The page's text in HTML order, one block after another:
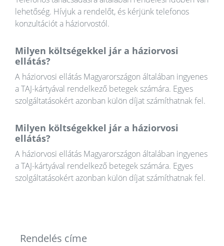
lehetőség. Hívjuk a rendelőt, és kérjünk telefonos
konzultációt a háziorvostól.
Milyen költségekkel jár a háziorvosi
ellátás?
A háziorvosi ellátás Magyarországon általában ingyenes
a TAJ-kártyával rendelkező betegek számára. Egyes
szolgáltatásokért azonban külön díjat számíthatnak fel.
Milyen költségekkel jár a háziorvosi
ellátás?
A háziorvosi ellátás Magyarországon általában ingyenes
a TAJ-kártyával rendelkező betegek számára. Egyes
szolgáltatásokért azonban külön díjat számíthatnak fel.
Rendelés címe